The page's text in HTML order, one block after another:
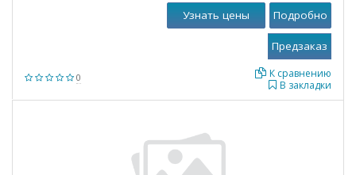
0
В закладки
К сравнению
Узнать цены Подробно